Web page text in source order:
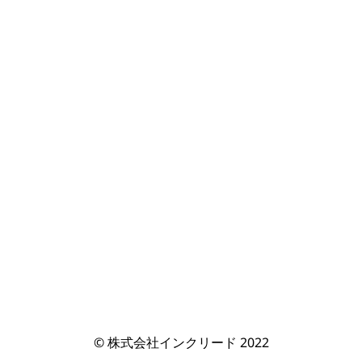
© 株式会社インクリード 2022